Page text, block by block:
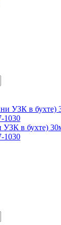
в бухте)
1030